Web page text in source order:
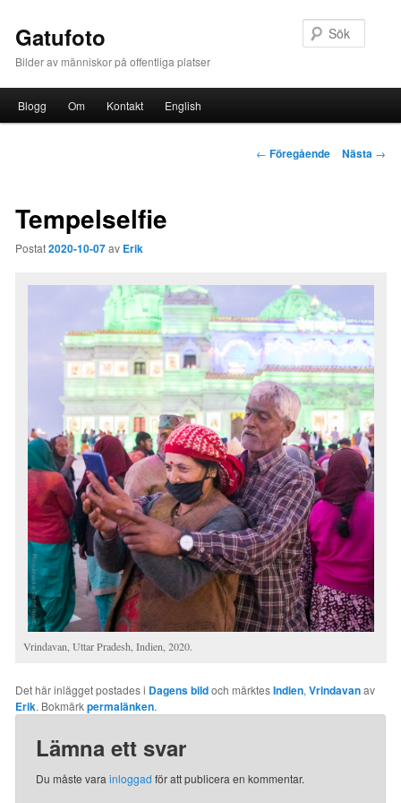
Gatufoto
Bilder av människor på offentliga platser
Hoppa till huvudinnehåll
Blogg Om Kontakt English
Inläggsnavigering
← Föregående Nästa →
Tempelselfie
Postat2020-10-07 av Erik
Vrindavan, Uttar Pradesh, Indien, 2020.
Det här inlägget postades i Dagens bildoch märktesIndien,Vrindavanav
Erik. Bokmärkpermalänken.
Lämna ett svar
Du måste vara inloggad för att publicera en kommentar.